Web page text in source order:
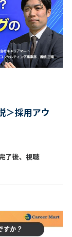
＞採用アウ
了後、視聴